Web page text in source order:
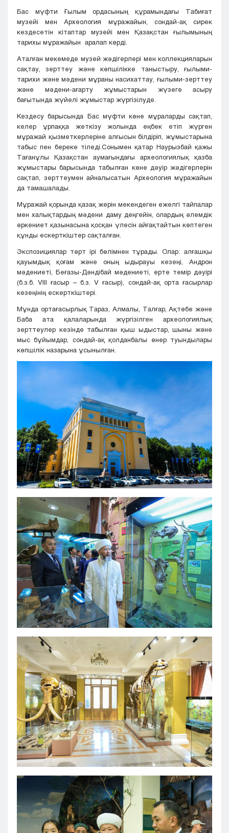
Бас мүфти Ғылым ордасының құрамындағы Табиғат
музейі мен Археология мұражайын, сондай-ақ сирек
кездесетін кітаптар музейі мен Қазақстан ғылымының
тарихы мұражайын аралап көрді.
Аталған мекемеде музей жәдігерлері мен коллекцияларын
сақтау, зерттеу және көпшілікке таныстыру, ғылыми-
тарихи және мәдени мұраны насихаттау, ғылыми-зерттеу
және мәдени-ағарту жұмыстарын жүзеге асыру
бағытында жүйелі жұмыстар жүргізілуде.
Кездесу барысында Бас мүфти көне мұраларды сақтап,
келер ұрпаққа жеткізу жолында еңбек етіп жүрген
мұражай қызметкерлеріне алғысын білдіріп, жұмыстарына
табыс пен береке тіледі.Сонымен қатар Наурызбай қажы
Тағанұлы Қазақстан аумағындағы археологиялық қазба
жұмыстары барысында табылған көне дәуір жәдігерлерін
сақтап, зерттеумен айналысатын Археология мұражайын
да тамашалады.
Мұражай қорында қазақ жерін мекендеген ежелгі тайпалар
мен халықтардың мәдени даму деңгейін, олардың әлемдік
өркениет қазынасына қосқан үлесін айғақтайтын көптеген
құнды ескерткіштер сақталған.
Экспозициялар төрт ірі бөлімнен тұрады. Олар: алғашқы
қауымдық қоғам және оның ыдырауы кезеңі, Андрон
мәдениеті, Беғазы-Дәндібай мәдениеті, ерте темір дәуірі
(б.з.б. VIII ғасыр – б.з. V ғасыр), сондай-ақ орта ғасырлар
кезеңінің ескерткіштері.
Мұнда ортағасырлық Тараз, Алмалы, Талғар, Ақтөбе және
Баба ата қалаларында жүргізілген археологиялық
зерттеулер кезінде табылған қыш ыдыстар, шыны және
мыс бұйымдар, сондай-ақ қолданбалы өнер туындылары
көпшілік назарына ұсынылған.